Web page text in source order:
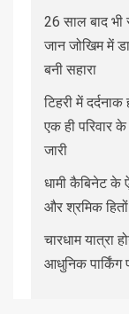
26 साल बाद भी
जान जोखिम में
बनी सहारा
टिहरी में
एक ही परिवार
जारी
धामी कैबिनेट के
और श्रमिक हितों
चारधाम यात्रा
आधुनिक पार्किंग